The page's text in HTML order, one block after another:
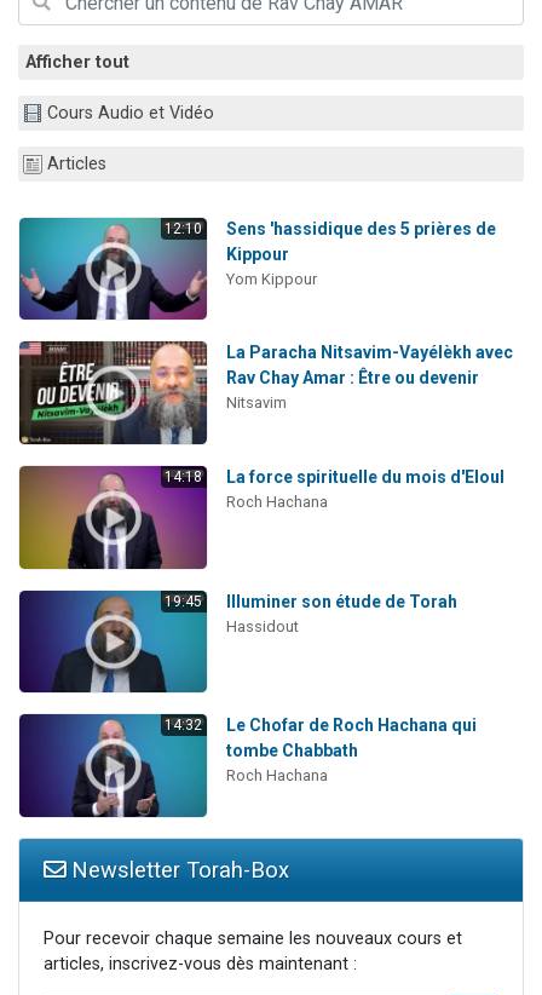
Dovan vient de donner son Maasser
Afficher tout
Cours Audio et Vidéo
Articles
12:10
Sens 'hassidique des 5 prières de
Kippour
Yom Kippour
La Paracha Nitsavim-Vayélèkh avec
Rav Chay Amar : Être ou devenir
Nitsavim
14:18 La force spirituelle du mois d'Eloul
Roch Hachana
19:45 Illuminer son étude de Torah
Hassidout
14:32
Le Chofar de Roch Hachana qui
tombe Chabbath
Roch Hachana
Newsletter Torah-Box
Pour recevoir chaque semaine les nouveaux cours et
articles, inscrivez-vous dès maintenant :